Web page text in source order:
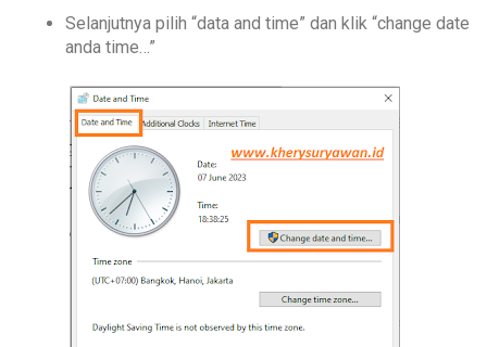
Selanjutnya pilih “data and time” dan klik “change date
anda time…”